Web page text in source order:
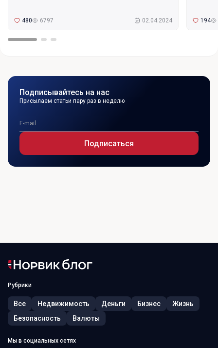
480 6797 02.04.2024 194
Подписывайтесь на нас
Присылаем статьи пару раз в неделю
Подписаться
Рубрики
Все Недвижимость Деньги Бизнес
Жизнь
Безопасность
Валюты
Мы в социальных сетях